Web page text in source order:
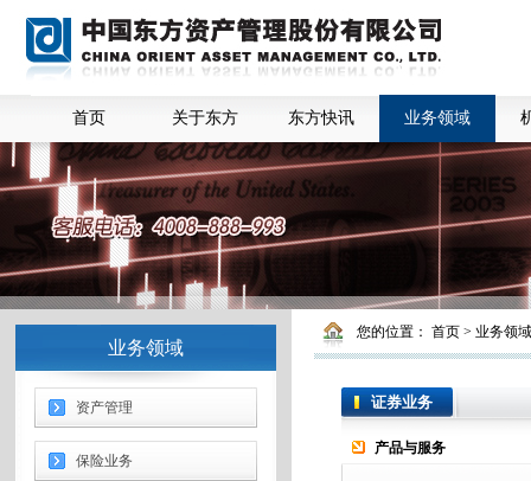
首页 关于东方 东方快讯 业务领域
业务领域
资产管理
保险业务
您的位置： 首页 > 业务领域
证券业务
产品与服务